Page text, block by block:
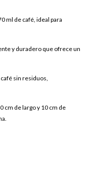
ml de café, ideal para
y duradero que ofrece un
sin residuos,
cm de largo y 10 cm de